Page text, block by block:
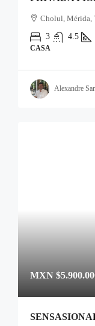
Cholul, Mérida,
3 4.5
CASA
Alexandre
MXN